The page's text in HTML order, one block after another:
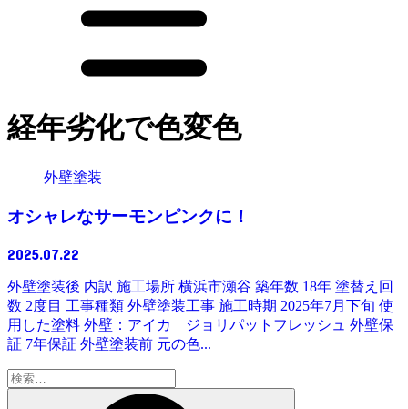
経年劣化で色変色
外壁塗装
オシャレなサーモンピンクに！
2025.07.22
外壁塗装後 内訳 施工場所 横浜市瀬谷 築年数 18年 塗替え回
数 2度目 工事種類 外壁塗装工事 施工時期 2025年7月下旬 使
用した塗料 外壁：アイカ ジョリパットフレッシュ 外壁保
証 7年保証 外壁塗装前 元の色...
検
索: